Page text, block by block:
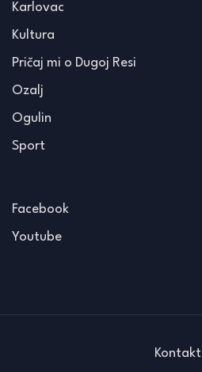
Karlovac
Kultura
Pričaj mi o Dugoj Resi
Ozalj
Ogulin
Sport
Facebook
Youtube
Kontakt